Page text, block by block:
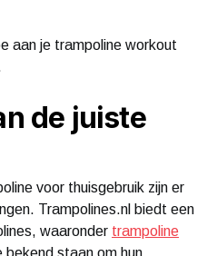
aan je trampoline workout
de juiste
voor thuisgebruik zijn er
Trampolines.nl biedt een
waaronder trampoline
bekend staan om hun